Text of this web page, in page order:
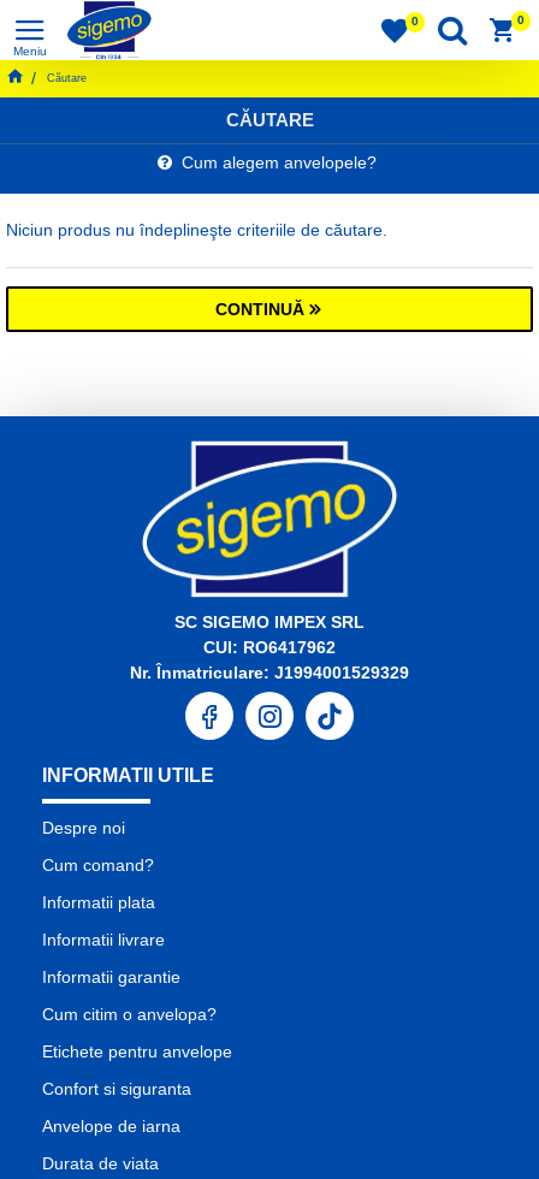
0 0
Căutare
CĂUTARE
Cum alegem anvelopele?
Niciun produs nu îndeplineşte criteriile de căutare.
CONTINUĂ
SC SIGEMO IMPEX SRL
CUI: RO6417962
Nr. Înmatriculare: J1994001529329
INFORMATII UTILE
Despre noi
Cum comand?
Informatii plata
Informatii livrare
Informatii garantie
Cum citim o anvelopa?
Etichete pentru anvelope
Confort si siguranta
Anvelope de iarna
Durata de viata